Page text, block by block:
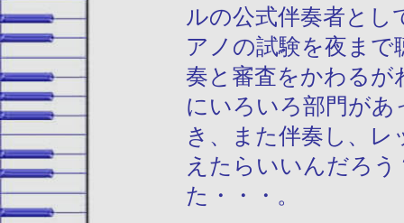
ルの公式伴奏者とし
アノの試験を夜ま
奏と審査をかわるが
にいろいろ部門が
き、また伴奏し、
えたらいいんだろ
た・・・。